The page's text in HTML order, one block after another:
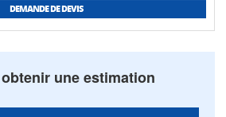
DEMANDE DE DEVIS
une estimation